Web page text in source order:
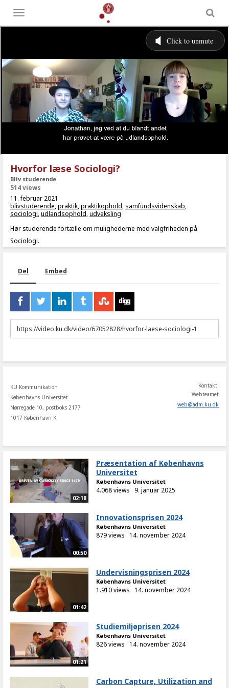
Toggle
menu
Hvorfor læse Sociologi?
Bliv studerende
514 views
11. februar 2021
blivstuderende,praktik,praktikophold, samfundsvidenskab,
sociologi,udlandsophold,udveksling
Hør studerende fortælle om mulighederne med valgfriheden på
Sociologi.
Del Embed
URL
to
KU Kommunikation
Københavns Universitet
Nørregade 10, postboks 2177
1017 København K
Kontakt:
Webteamet
web@adm.ku.dk
02:18
Præsentation af Københavns
Universitet
Københavns Universitet
4.068 views 9. januar 2025
00:50
Innovationsprisen 2024
Københavns Universitet
879 views 14. november 2024
01:42
Undervisningsprisen 2024
Københavns Universitet
1.910 views 14. november 2024
01:21
Studiemiljøprisen 2024
Københavns Universitet
826 views 14. november 2024
Carbon Capture, Utilization and